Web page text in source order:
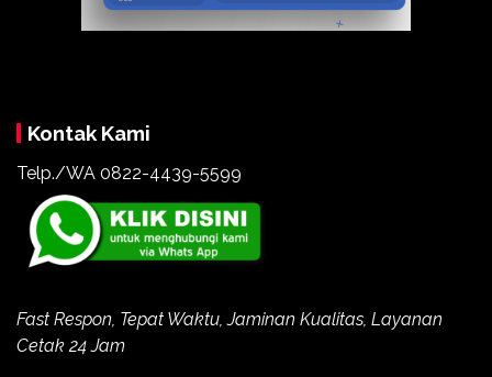
Kontak Kami
Telp./WA 0822-4439-5599
Fast Respon, Tepat Waktu, Jaminan Kualitas, Layanan
Cetak 24 Jam